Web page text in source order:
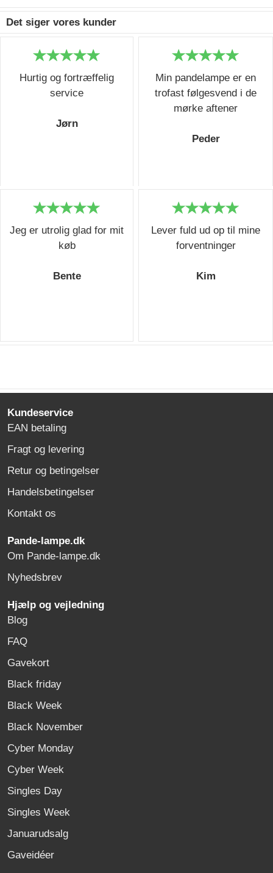
Det siger vores kunder
Hurtig og fortræffelig
service
Jørn
Min pandelampe er en
trofast følgesvend i de
mørke aftener
Peder
Jeg er utrolig glad for mit
køb
Bente
Lever fuld ud op til mine
forventninger
Kim
Kundeservice
EAN betaling
Fragt og levering
Retur og betingelser
Handelsbetingelser
Kontakt os
Pande-lampe.dk
Om Pande-lampe.dk
Nyhedsbrev
Hjælp og vejledning
Blog
FAQ
Gavekort
Black friday
Black Week
Black November
Cyber Monday
Cyber Week
Singles Day
Singles Week
Januarudsalg
Gaveidéer